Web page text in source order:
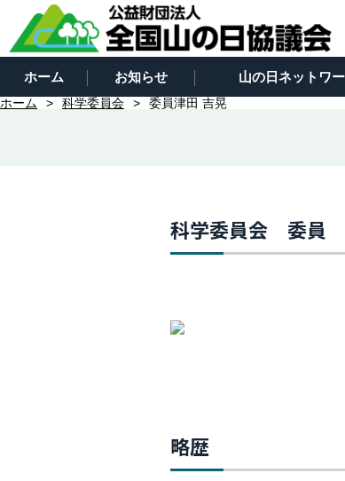
ホーム お知らせ 山の日ネットワ
ホーム 科学委員会 委員津田 吉晃
科学委員会 委員
略歴